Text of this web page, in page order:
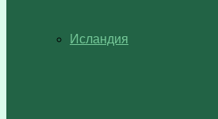
Исландия